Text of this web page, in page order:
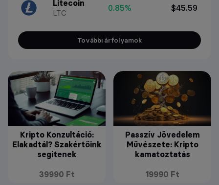
Litecoin
LTC
0.85% $45.59
További árfolyamok
Kripto Konzultáció:
Elakadtál? Szakértőink
segítenek
39990 Ft
Passzív Jövedelem
Művészete: Kripto
kamatoztatás
19990 Ft